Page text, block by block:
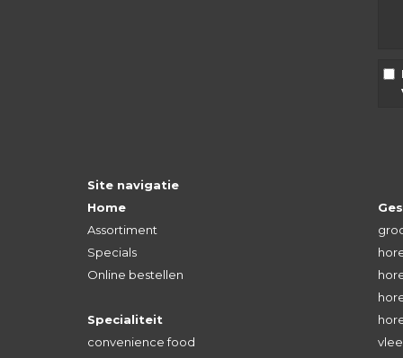
Site navigatie
Home
Assortiment
Specials
Online bestellen
Specialiteit
convenience food